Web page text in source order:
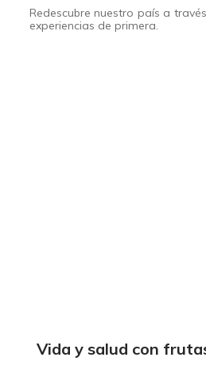
Redescubre nuestro país a
experiencias de primera.